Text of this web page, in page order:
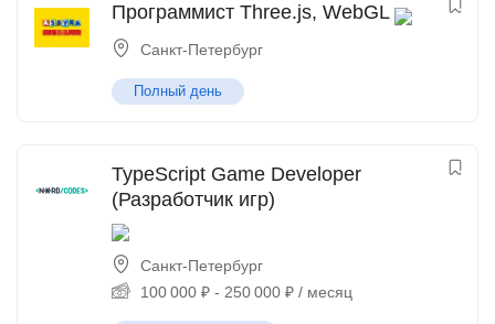
Программист Three.js, WebGL
Санкт-Петербург
Полный день
TypeScript Game Developer
(Разработчик игр)
Санкт-Петербург
100 000 ₽ - 250 000 ₽ / месяц